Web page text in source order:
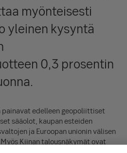
myönteisesti
yleinen kysyntä
0,3 prosentin
edelleen geopoliittiset
sääolot, kaupan esteiden
ja Euroopan unionin välisen
Kiinan talousnäkymät ovat